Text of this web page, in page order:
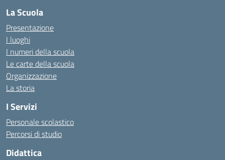
La Scuola
Presentazione
I luoghi
I numeri della scuola
Le carte della scuola
Organizzazione
La storia
I Servizi
Personale scolastico
Percorsi di studio
Didattica